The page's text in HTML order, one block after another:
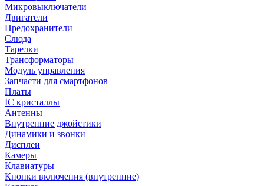
Микровыключатели
Двигатели
Предохранители
Слюда
Тарелки
Трансформаторы
Модуль управления
Запчасти для смартфонов
Платы
IC кристаллы
Антенны
Внутренние джойстики
Динамики и звонки
Дисплеи
Камеры
Клавиатуры
Кнопки включения (внутренние)